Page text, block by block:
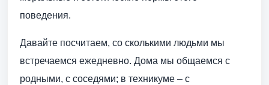
поведения.
Давайте посчитаем, со сколькими людьми мы
встречаемся ежедневно. Дома мы общаемся с
родными, с соседями; в техникуме – с